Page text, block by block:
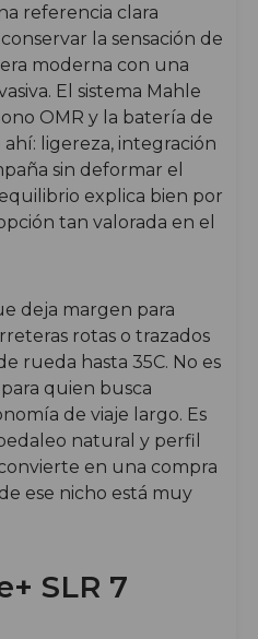
referencia clara
la sensación de
moderna con una
El sistema Mahle
OMR y la batería de
ligereza, integración
sin deformar el
explica bien por
tan valorada en el
deja margen para
rotas o trazados
rueda hasta 35C. No es
quien busca
de viaje largo. Es
natural y perfil
en una compra
ese nicho está muy
SLR 7